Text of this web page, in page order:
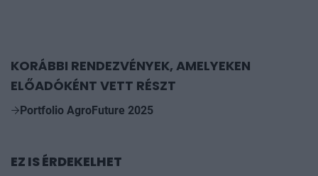
KORÁBBI RENDEZVÉNYEK, AMELYEKEN
ELŐADÓKÉNT VETT RÉSZT
Portfolio AgroFuture 2025
EZ IS ÉRDEKELHET